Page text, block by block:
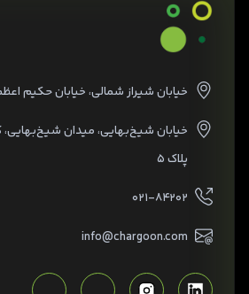
خیابان شیراز شمالی، خیابان حکیم اعظم،
خیابان شیخ‌بهایی، میدان شیخ‌بهایی،
پلاک ۵
۰۲۱-۸۴۲۰۲
info@chargoon.com